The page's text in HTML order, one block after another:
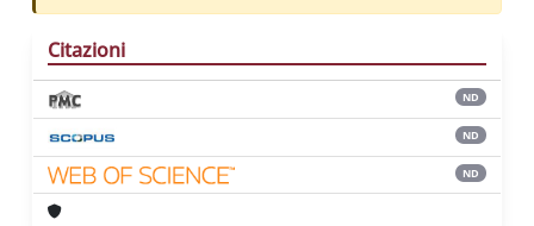
Citazioni
ND
ND
ND